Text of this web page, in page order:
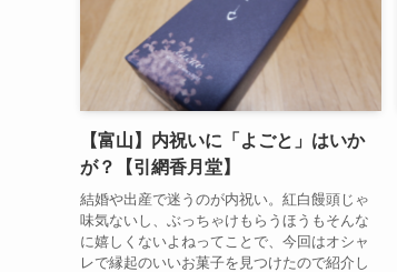
【富山】内祝いに「よごと」はいか
が？【引網香月堂】
結婚や出産で迷うのが内祝い。紅白饅頭じゃ
味気ないし、ぶっちゃけもらうほうもそんな
に嬉しくないよねってことで、今回はオシャ
レで縁起のいいお菓子を見つけたので紹介し